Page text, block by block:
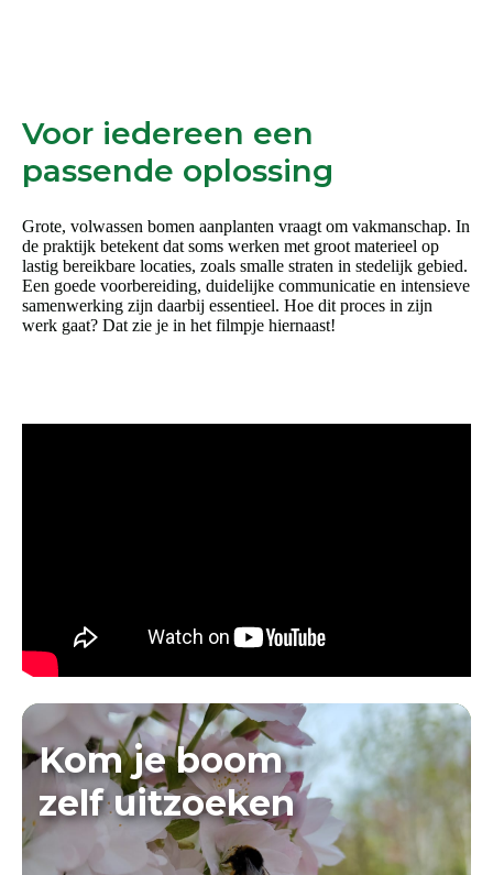
Voor iedereen een
passende oplossing
Grote, volwassen bomen aanplanten vraagt om vakmanschap. In
de praktijk betekent dat soms werken met groot materieel op
lastig bereikbare locaties, zoals smalle straten in stedelijk gebied.
Een goede voorbereiding, duidelijke communicatie en intensieve
samenwerking zijn daarbij essentieel. Hoe dit proces in zijn
werk gaat? Dat zie je in het filmpje hiernaast!
Kom je boom
zelf uitzoeken